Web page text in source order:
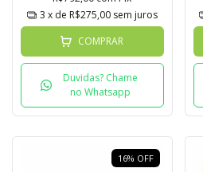
3 x de R$275,00 sem juros
COMPRAR
Duvidas? Chame
no Whatsapp
16% OFF